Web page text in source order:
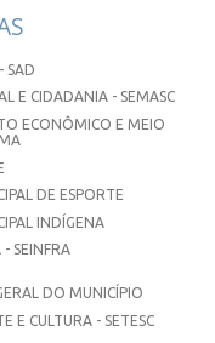
SAD
E CIDADANIA - SEMASC
ECONÔMICO E MEIO
DE ESPORTE
INDÍGENA
- SEINFRA
DO MUNICÍPIO
E CULTURA - SETESC